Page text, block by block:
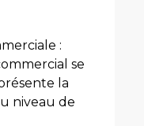
:
se
la
niveau de